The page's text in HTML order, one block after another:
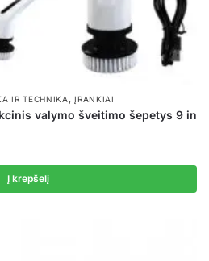
IR TECHNIKA ,ĮRANKIAI
valymo šveitimo šepetys 9 in
Į krepšelį